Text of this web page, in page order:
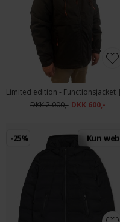
DKK 2.000,- DKK 600,-
-25% Kun web